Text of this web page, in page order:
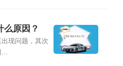
么原因？
现问题，其次
...